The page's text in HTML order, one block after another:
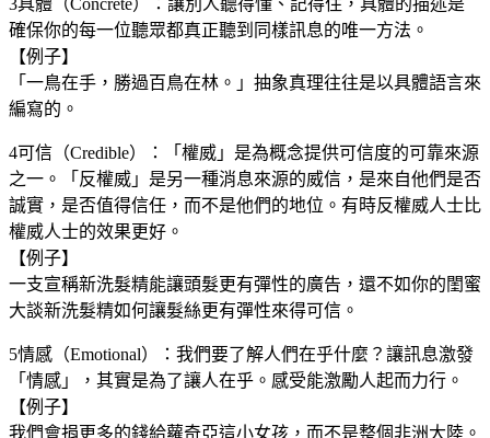
確保你的每一位聽眾都真正聽到同樣訊息的唯一方法。
【例子】
「一鳥在手，勝過百鳥在林。」抽象真理往往是以具體語言來
編寫的。
4可信（Credible）：「權威」是為概念提供可信度的可靠來源
之一。「反權威」是另一種消息來源的威信，是來自他們是否
誠實，是否值得信任，而不是他們的地位。有時反權威人士比
權威人士的效果更好。
【例子】
一支宣稱新洗髮精能讓頭髮更有彈性的廣告，還不如你的閨蜜
大談新洗髮精如何讓髮絲更有彈性來得可信。
5情感（Emotional）：我們要了解人們在乎什麼？讓訊息激發
「情感」，其實是為了讓人在乎。感受能激勵人起而力行。
【例子】
我們會捐更多的錢給蘿奇亞這小女孩，而不是整個非洲大陸。